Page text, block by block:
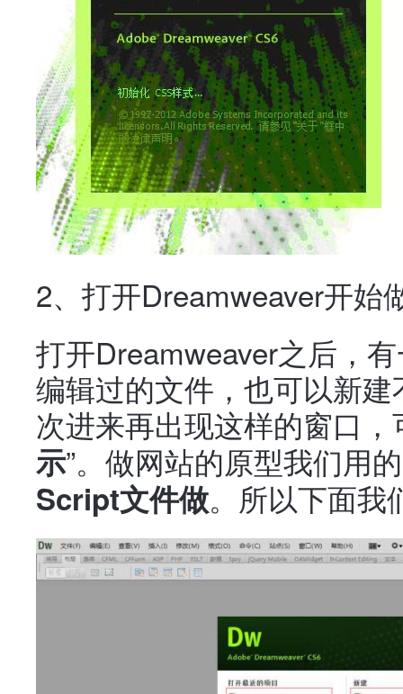
2、打开Dreamweaver开始
打开Dreamweaver之后，
编辑过的文件，也可以新
次进来再出现这样的窗口，
示”。做网站的原型我们用的
Script文件做。所以下面我